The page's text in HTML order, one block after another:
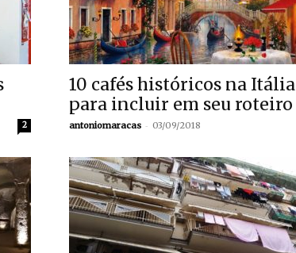
2
10 cafés históricos na Itália
para incluir em seu roteiro
antoniomaracas - 03/09/2018